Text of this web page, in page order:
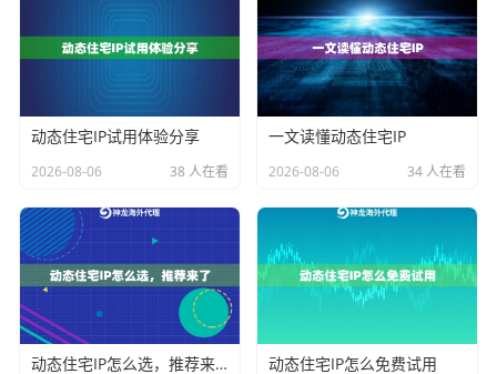
频数据采集提供源源不断的“新鲜”出口地址。IP的纯净度
（即未被目标网站标记或污染）同样关键。企业应关注
服务商是否提供专属或大规模共享的住宅IP池，并具备
高效的实时去重机制。例如，针对高并发持续性业务，
不限量代理IP套餐提供专属动态住宅IP池，资源独立且规
模庞大，能支撑长期高频访问。
3. 地理定位的精准性与覆盖度
企业业务往往有明确的目标市场。代理IP服务需要能够
提供国家、州/省乃至城市级别的精准定位能力。这不仅
是为了绕过地域内容限制，更是为了获取符合当地用户
视角的数据，确保监测结果的准确性与业务部署的针对
动态住宅IP试用体验分享
2026-08-06 38 人在看
一文读懂动态住宅IP
2026-08-06 34 人在看
动态住宅IP怎么选，推荐来了 动态住宅IP怎么免费试用